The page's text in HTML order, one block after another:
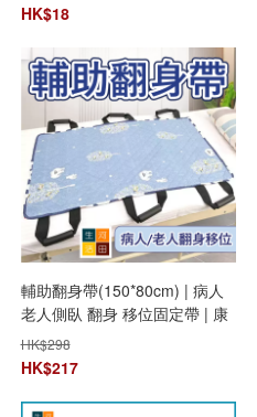
HK$18
輔助翻身帶(150*80cm) | 病人
老人側臥 翻身 移位固定帶 | 康
復護理用品
HK$298
HK$217